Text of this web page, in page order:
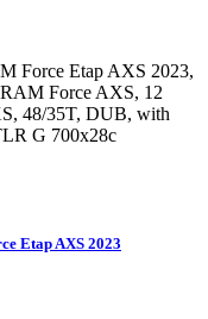
Force Etap AXS 2023,
Force AXS, 12
48/35T, DUB, with
G 700x28c
Etap AXS 2023